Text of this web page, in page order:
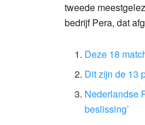
tweede
bedrijf Pera, dat
Deze 18
Dit zijn de 13
Nederlandse
beslissing’